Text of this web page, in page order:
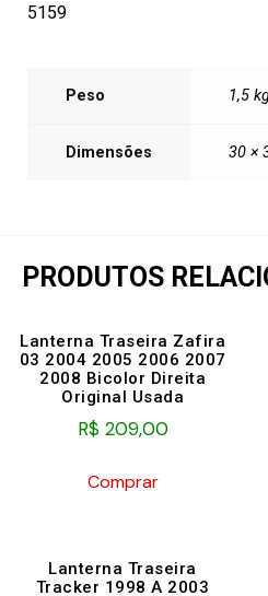
5159
Peso 1,5
Dimensões 30 ×
PRODUTOS
Lanterna Traseira Zafira
03 2004 2005 2006 2007
2008 Bicolor Direita
Original Usada
R$209,00
Comprar
Lanterna Traseira
Tracker 1998 A 2003